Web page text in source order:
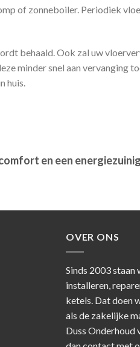
of zonneboiler. Periodiek
behaald. Ook zal uw
minder snel aan vervanging
huis.
en een
OVER ONS
Sinds 2003
installeren,
ketels. Dat doen
als de zakelijke
Duss Onderhoud